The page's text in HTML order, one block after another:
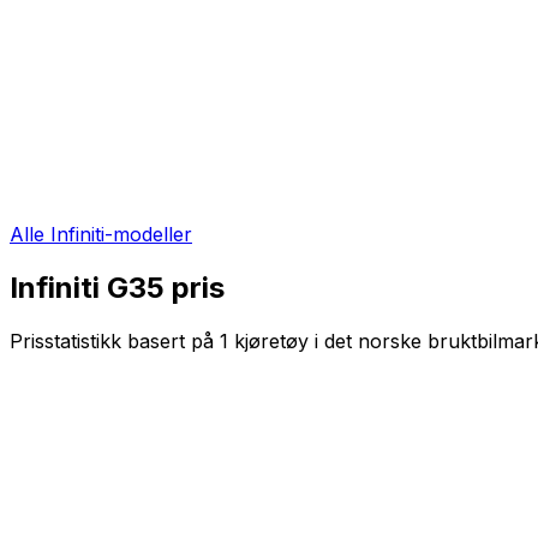
Alle Infiniti-modeller
Infiniti G35 pris
Prisstatistikk basert på 1 kjøretøy i det norske